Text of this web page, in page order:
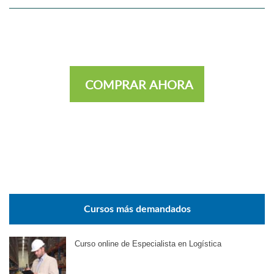
COMPRAR AHORA
Cursos más demandados
Curso online de Especialista en Logística